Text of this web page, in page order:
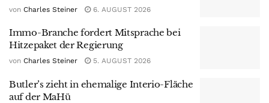
von Charles Steiner 6. AUGUST 2026
Immo-Branche fordert Mitsprache bei
Hitzepaket der Regierung
von Charles Steiner 5. AUGUST 2026
Butler’s zieht in ehemalige Interio-Fläche
auf der MaHü